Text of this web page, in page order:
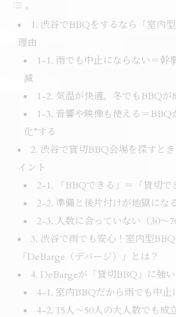
1. 渋谷でBBQをするなら「室内
理由
1-1. 雨でも中止にならない＝幹
減
1-2. 気温が快適。冬でもBBQが
1-3. 音響や映像も使える＝BBQ
化”する
2. 渋谷で貸切BBQ会場を探すと
イント
2-1. 「BBQできる」＝「貸切で
2-2. 準備と後片付けが地獄にな
2-3. 人数に合っていない（30〜
3. 渋谷で雨でも安心！室内型
「DeBarge（デバージ）」とは？
4. DeBargeが「貸切BBQ」に強
4-1. 室内BBQだから雨でも中止
4-2. 15人〜50人の大人数でも成